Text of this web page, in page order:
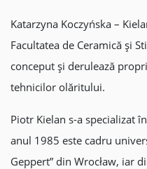
Katarzyna Koczyńska –
Facultatea de Ceramică și
conceput și derulează
tehnicilor olăritului.
Piotr Kielan s-a specializat
anul 1985 este cadru
Geppert” din Wrocław, iar